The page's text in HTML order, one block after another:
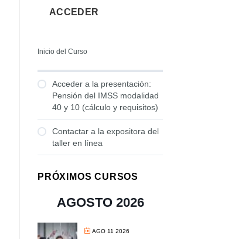
ACCEDER
Inicio del Curso
Acceder a la presentación:
Pensión del IMSS modalidad
40 y 10 (cálculo y requisitos)
Contactar a la expositora del
taller en línea
PRÓXIMOS CURSOS
AGOSTO 2026
AGO 11 2026